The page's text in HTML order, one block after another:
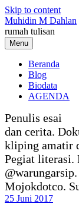
Skip to content
Muhidin M Dahlan
rumah tulisan
Menu
Beranda
Blog
Biodata
AGENDA
Penulis esai
dan cerita.
kliping amatir
Pegiat literasi.
Mojokdotco.
25 Juni 2017